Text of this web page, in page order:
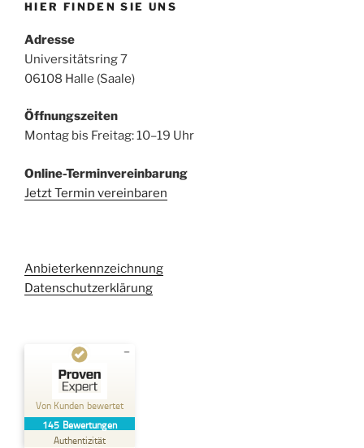
HIER FINDEN SIE UNS
Adresse
Universitätsring 7
06108 Halle (Saale)
Öffnungszeiten
Montag bis Freitag: 10–19 Uhr
Online-Terminvereinbarung
Jetzt Termin vereinbaren
Anbieterkennzeichnung
Datenschutzerklärung
Von Kunden bewertet
145 Bewertungen
Authentizität
Kundenbewertungen und Erfahrungen zu
Kehl Rechtsanwaltsgesellschaft mbH
SEHR GUT